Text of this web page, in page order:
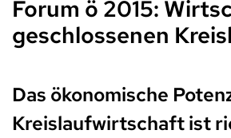
Forum ö 2015:
geschlossenen
Das ökonomische
Kreislaufwirtschaft ist